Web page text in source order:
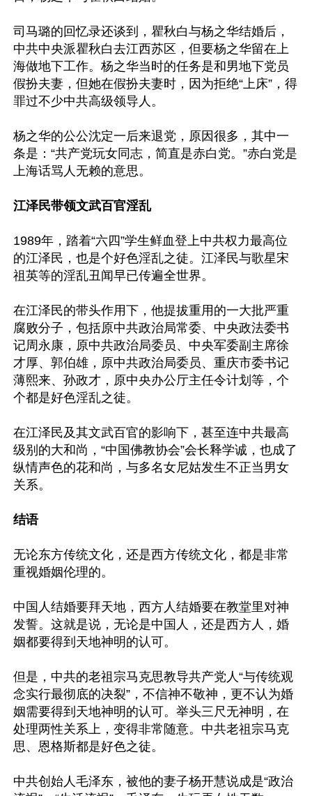
司马璐的回忆录还谈到，瞿秋白与杨之华结婚后，
中共中央派瞿秋白去江西苏区，但要杨之华留在上
海做地下工作。杨之华当时的任务是和男地下党员
假扮夫妻，但她在假扮夫妻时，因为拒绝“上床”，得
罪过不少中共高级领导人。
杨之华的公公沈定一后来退党，原因很多，其中一
条是：“共产党玩女同志，简直是赤白党。”赤白党是
上海话骂人无赖的意思。
江泽民带领文武百官淫乱
1989年，踏着“六四”学生鲜血登上中共权力最高位
的江泽民，也是个好色淫乱之徒。江泽民与歌星宋
祖英等的淫乱丑闻早已传遍全世界。
在江泽民的带头作用下，他提拔重用的一大批严重
腐败分子，包括原中共政治局常委、中央政法委书
记周永康，原中共政治局委员、中央军委副主席徐
才厚、郭伯雄，原中共政治局委员、重庆市委书记
薄熙来、孙政才，原中央办公厅主任令计划等，个
个都是好色淫乱之徒。
在江泽民及其文武百官的影响下，甚至连中共最高
级别的大和尚，“中国佛教协会”会长释学诚，也成了
纵情声色的花和尚，与多名女尼姑发生不正当男女
关系。
结语
无论东方传统文化，还是西方传统文化，都是非常
重视婚姻伦理的。
中国人结婚要拜天地，西方人结婚要在教堂里对神
发誓。这就是说，无论是中国人，还是西方人，婚
姻都要得到天地神明的认可。
但是，中共的老祖宗马克思教导共产党人“与传统观
念实行最彻底的决裂”，不信神不敬神，更不认为婚
姻需要得到天地神明的认可。举头三尺无神明，在
处理两性关系上，变得非常随意。中共老祖宗马克
思、恩格斯都是好色之徒。
中共创始人毛泽东，被他的妻子杨开慧说成是“政治